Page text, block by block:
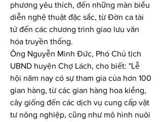
phương yêu thích, đến những màn biểu
diễn nghệ thuật đặc sắc, từ Đờn ca tài
tử đến các chương trình giao lưu văn
hóa truyền thống.
Ông Nguyễn Minh Đức, Phó Chủ tịch
UBND huyện Chợ Lách, cho biết: "Lễ
hội năm nay có sự tham gia của hơn 100
gian hàng, từ các gian hàng hoa kiểng,
cây giống đến các dịch vụ cung cấp vật
tư nông nghiệp, cũng như mô hình nuôi